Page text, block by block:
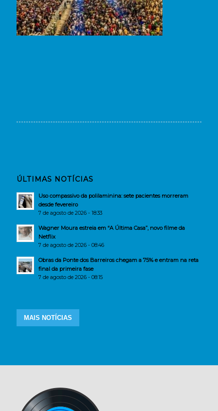
ÚLTIMAS NOTÍCIAS
Uso compassivo da polilaminina: sete pacientes morreram
desde fevereiro
7 de agosto de 2026 - 18:33
Wagner Moura estreia em “A Última Casa”, novo filme da
Netflix
7 de agosto de 2026 - 08:46
Obras da Ponte dos Barreiros chegam a 75% e entram na reta
final da primeira fase
7 de agosto de 2026 - 08:15
MAIS NOTÍCIAS